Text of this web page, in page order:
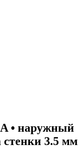
• наружный
стенки 3.5 мм